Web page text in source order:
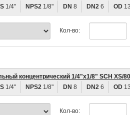
1/4" NPS2 1/8" DN 8 DN2 6 OD
Кол-во:
концентрический 1/4"х1/8" SCH XS/
1/4" NPS2 1/8" DN 8 DN2 6 OD
Кол-во: